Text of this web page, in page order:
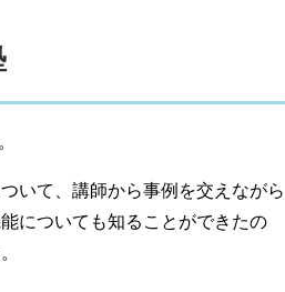
いて、講師から事例を交えながら
についても知ることができたの